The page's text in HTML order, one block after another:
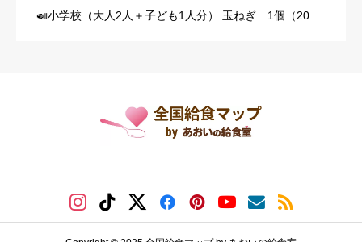
🍛小学校（大人2人＋子ども1人分） 玉ねぎ…1個（200